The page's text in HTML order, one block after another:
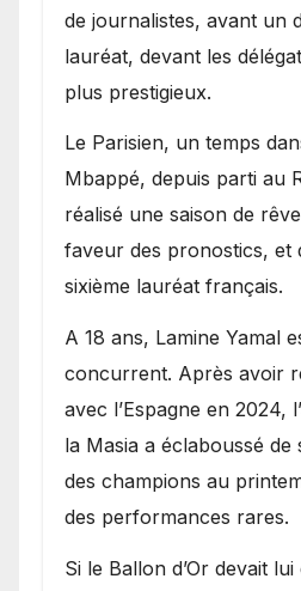
de journalistes, avant un
lauréat, devant les
plus prestigieux.
Le Parisien, un temps
Mbappé, depuis parti au
réalisé une saison de
faveur des pronostics, et
sixième lauréat français.
A 18 ans, Lamine Yamal
concurrent. Après avoir
avec l’Espagne en 2024,
la Masia a éclaboussé de
des champions au
des performances rares.
Si le Ballon d’Or devait